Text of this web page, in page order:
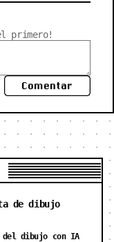
primero!
Comentar
de dibujo
del dibujo con IA